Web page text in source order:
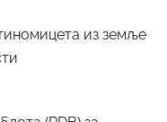
из земље